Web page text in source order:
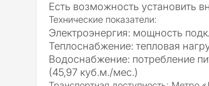
Есть возможность установить
Технические показатели:
Электроэнергия: мощность
Теплоснабжение: тепловая
Водоснабжение: потребление
(45,97 куб.м./мес.)